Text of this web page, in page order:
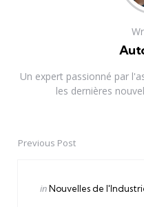
Un expert passionné par
les dernières
PostPrevious Post
Posted
inNouvelles de